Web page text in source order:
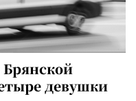
девушки